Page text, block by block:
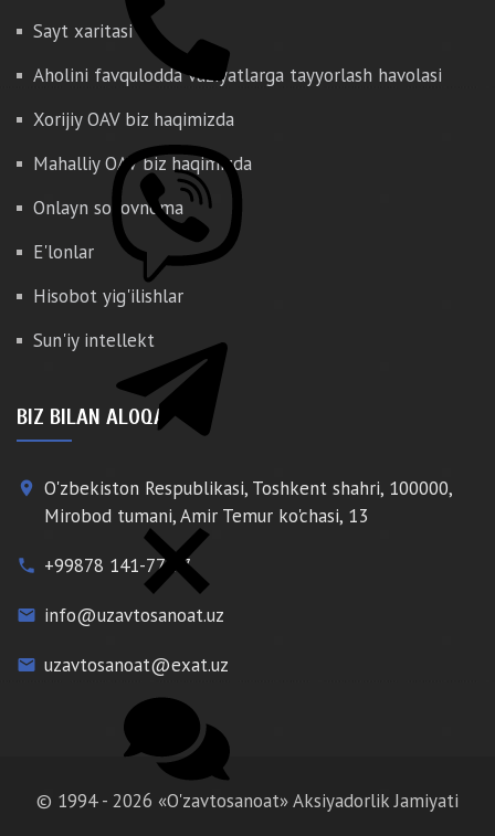
Sayt xaritasi
Aholini favqulodda vaziyatlarga tayyorlash havolasi
Xorijiy OAV biz haqimizda
Mahalliy OAV biz haqimizda
Onlayn so'rovnoma
E'lonlar
Hisobot yig'ilishlar
Sun'iy intellekt
BIZ BILAN ALOQA
place O'zbekiston Respublikasi, Toshkent shahri, 100000,
Mirobod tumani, Amir Temur ko'chasi, 13
phone +99878 141-77-77
email info@uzavtosanoat.uz
email uzavtosanoat@exat.uz
© 1994 - 2026 «O'zavtosanoat» Aksiyadorlik Jamiyati